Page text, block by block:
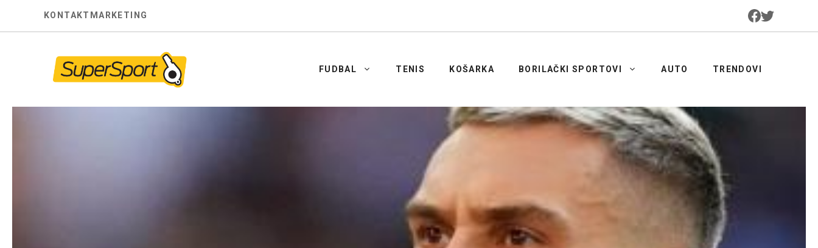
KONTAKT MARKETING
FUDBAL TENIS KOŠARKA BORILAČKI SPORTOVI AUTO TRENDOVI